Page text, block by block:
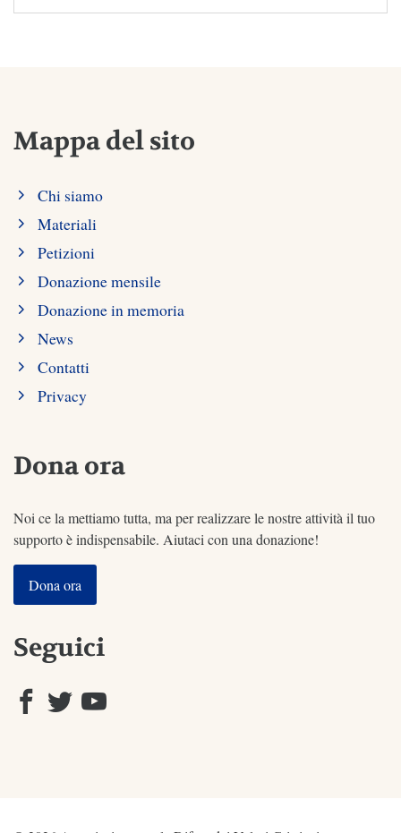
Mappa del sito
Chi siamo
Materiali
Petizioni
Donazione mensile
Donazione in memoria
News
Contatti
Privacy
Dona ora
Noi ce la mettiamo tutta, ma per realizzare le nostre attività il tuo
supporto è indispensabile. Aiutaci con una donazione!
Dona ora
Seguici